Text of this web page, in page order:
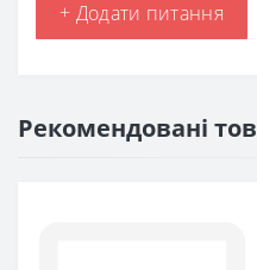
+ Додати питання
Рекомендовані